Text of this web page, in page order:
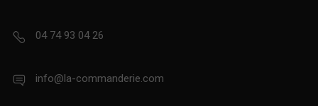
04 74 93 04 26
info@la-commanderie.com